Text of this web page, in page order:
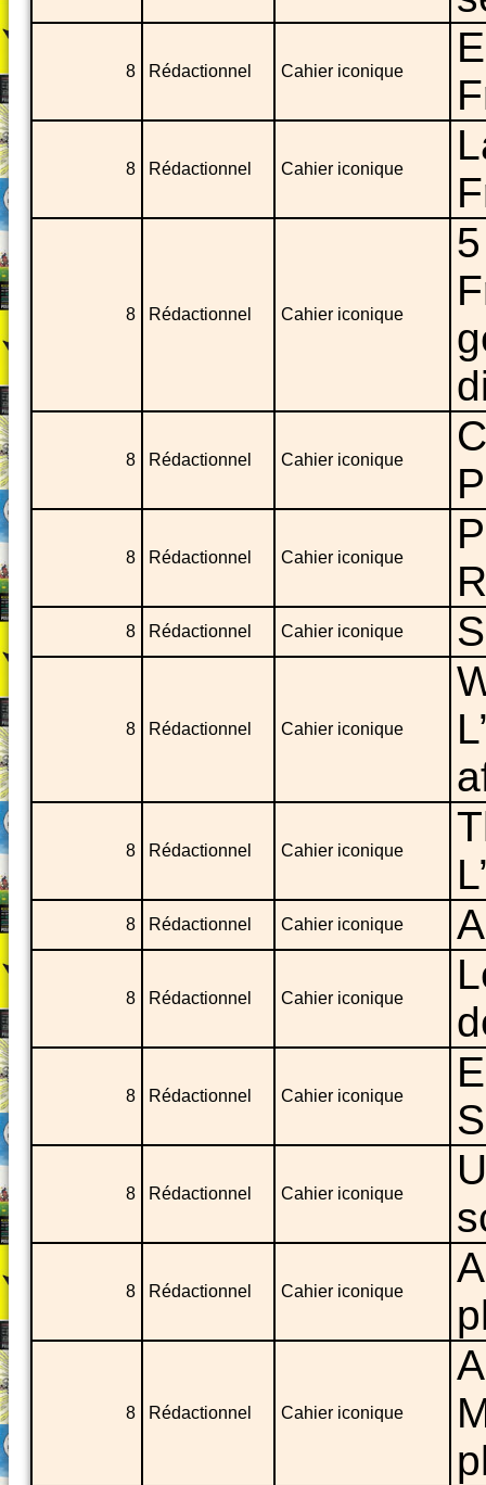
8 Rédactionnel Cahier iconique
8 Rédactionnel Cahier iconique
8 Rédactionnel Cahier iconique
8 Rédactionnel Cahier iconique
8 Rédactionnel Cahier iconique
8 Rédactionnel Cahier iconique
8 Rédactionnel Cahier iconique
8 Rédactionnel Cahier iconique
8 Rédactionnel Cahier iconique
8 Rédactionnel Cahier iconique
8 Rédactionnel Cahier iconique
8 Rédactionnel Cahier iconique
8 Rédactionnel Cahier iconique
8 Rédactionnel Cahier iconique